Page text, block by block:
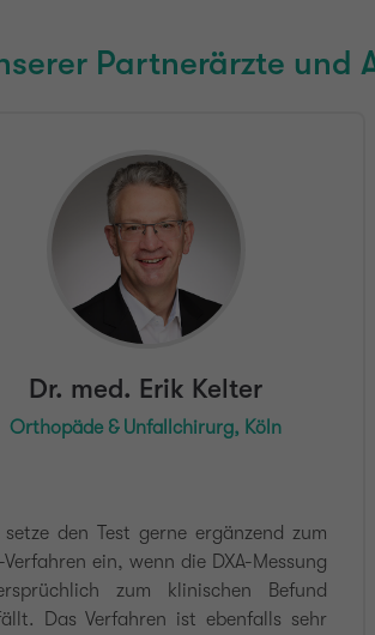
Partnerärzte und
Dr. med. Erik Kelter
Orthopäde & Unfallchirurg, Köln
setze den Test gerne ergänzend zum
Verfahren ein, wenn die DXA-Messung
zum klinischen Befund
Das Verfahren ist ebenfalls sehr